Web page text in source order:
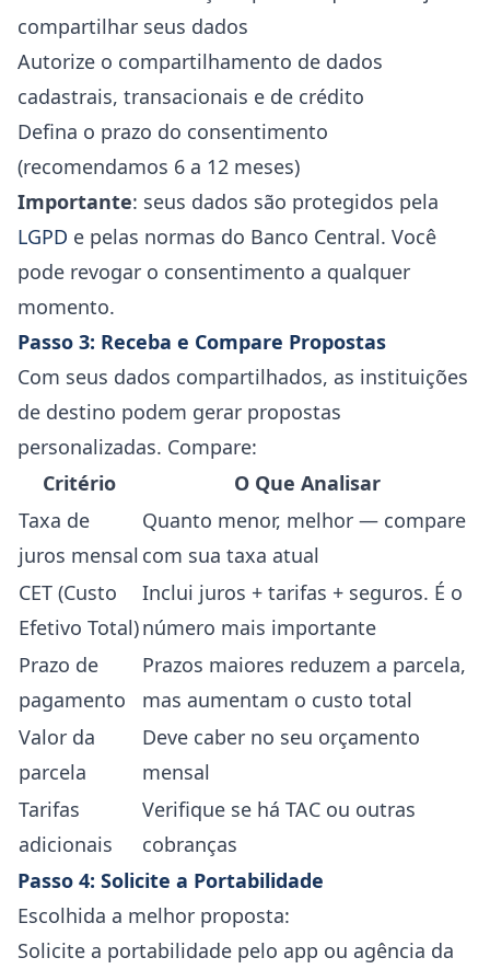
compartilhar seus dados
Autorize o compartilhamento de dados
cadastrais, transacionais e de crédito
Defina o prazo do consentimento
(recomendamos 6 a 12 meses)
Importante: seus dados são protegidos pela
LGPD e pelas normas do Banco Central. Você
pode revogar o consentimento a qualquer
momento.
Passo 3: Receba e Compare Propostas
Com seus dados compartilhados, as instituições
de destino podem gerar propostas
personalizadas. Compare:
Critério
O Que Analisar
Taxa de
juros mensal
Quanto menor, melhor — compare
com sua taxa atual
CET (Custo
Efetivo Total)
Inclui juros + tarifas + seguros. É o
número mais importante
Prazo de
pagamento
Prazos maiores reduzem a parcela,
mas aumentam o custo total
Valor da
parcela
Deve caber no seu orçamento
mensal
Tarifas
adicionais
Verifique se há TAC ou outras
cobranças
Passo 4: Solicite a Portabilidade
Escolhida a melhor proposta:
Solicite a portabilidade pelo app ou agência da